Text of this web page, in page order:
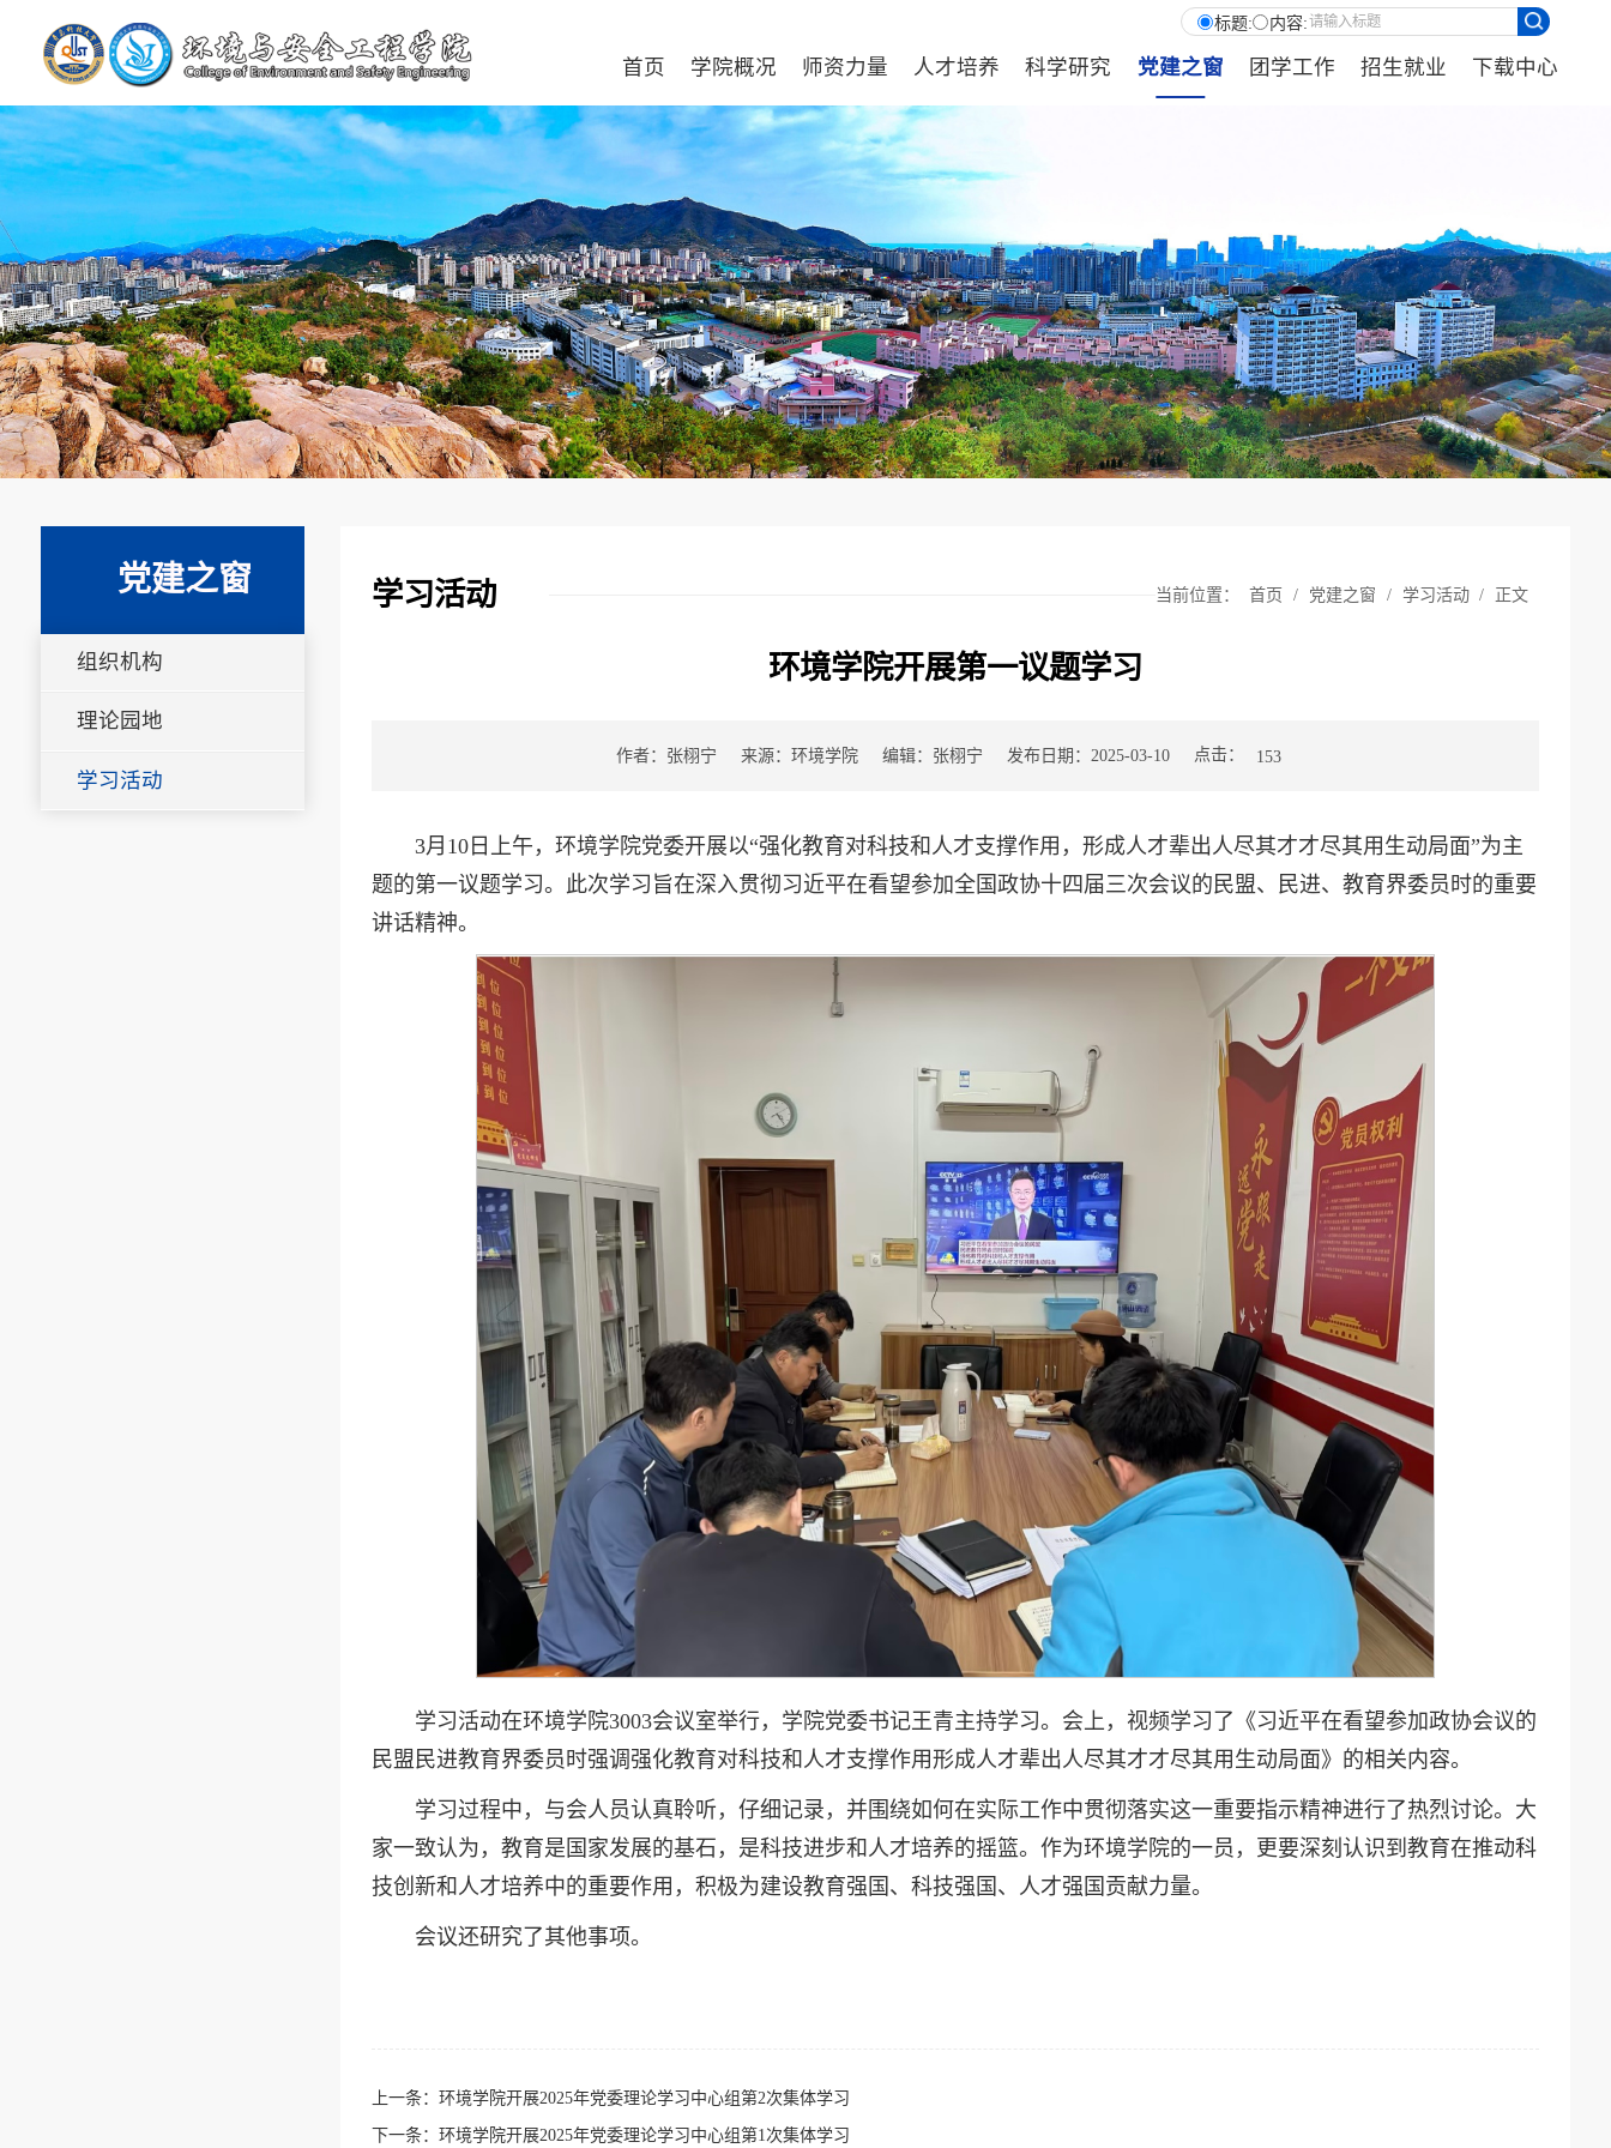
标题: 内容:
首页 学院概况 师资力量 人才培养 科学研究 党建之窗 团学工作 招生就业 下载中心
党建之窗
组织机构
理论园地
学习活动
学习活动 当前位置： 首页 / 党建之窗 / 学习活动 / 正文
环境学院开展第一议题学习
作者：张栩宁 来源：环境学院 编辑：张栩宁 发布日期：2025-03-10 点击： 153
3月10日上午，环境学院党委开展以“强化教育对科技和人才支撑作用，形成人才辈出人尽其才才尽其用生动局面”为主
题的第一议题学习。此次学习旨在深入贯彻习近平在看望参加全国政协十四届三次会议的民盟、民进、教育界委员时的重要
讲话精神。
学习活动在环境学院3003会议室举行，学院党委书记王青主持学习。会上，视频学习了《习近平在看望参加政协会议的
民盟民进教育界委员时强调强化教育对科技和人才支撑作用形成人才辈出人尽其才才尽其用生动局面》的相关内容。
学习过程中，与会人员认真聆听，仔细记录，并围绕如何在实际工作中贯彻落实这一重要指示精神进行了热烈讨论。大
家一致认为，教育是国家发展的基石，是科技进步和人才培养的摇篮。作为环境学院的一员，更要深刻认识到教育在推动科
技创新和人才培养中的重要作用，积极为建设教育强国、科技强国、人才强国贡献力量。
会议还研究了其他事项。
上一条： 环境学院开展2025年党委理论学习中心组第2次集体学习
下一条： 环境学院开展2025年党委理论学习中心组第1次集体学习